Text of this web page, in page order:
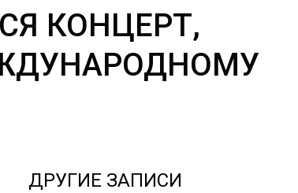
КОНЦЕРТ,
ДРУГИЕ ЗАПИСИ